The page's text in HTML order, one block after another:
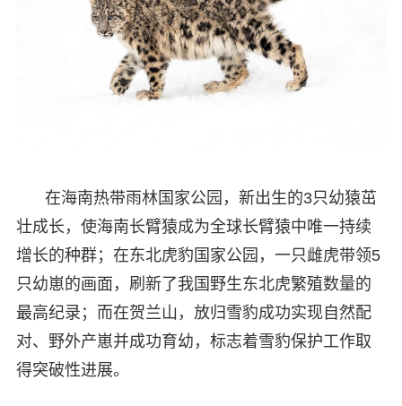
在海南热带雨林国家公园，新出生的3只幼猿茁
壮成长，使海南长臂猿成为全球长臂猿中唯一持续
增长的种群；在东北虎豹国家公园，一只雌虎带领5
只幼崽的画面，刷新了我国野生东北虎繁殖数量的
最高纪录；而在贺兰山，放归雪豹成功实现自然配
对、野外产崽并成功育幼，标志着雪豹保护工作取
得突破性进展。